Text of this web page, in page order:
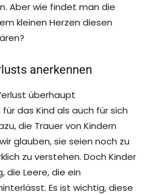
Aber wie findet man die
kleinen Herzen diesen
anerkennen
überhaupt
das Kind als auch für sich
die Trauer von Kindern
glauben, sie seien noch zu
zu verstehen. Doch Kinder
die Leere, die ein
Es ist wichtig, diese